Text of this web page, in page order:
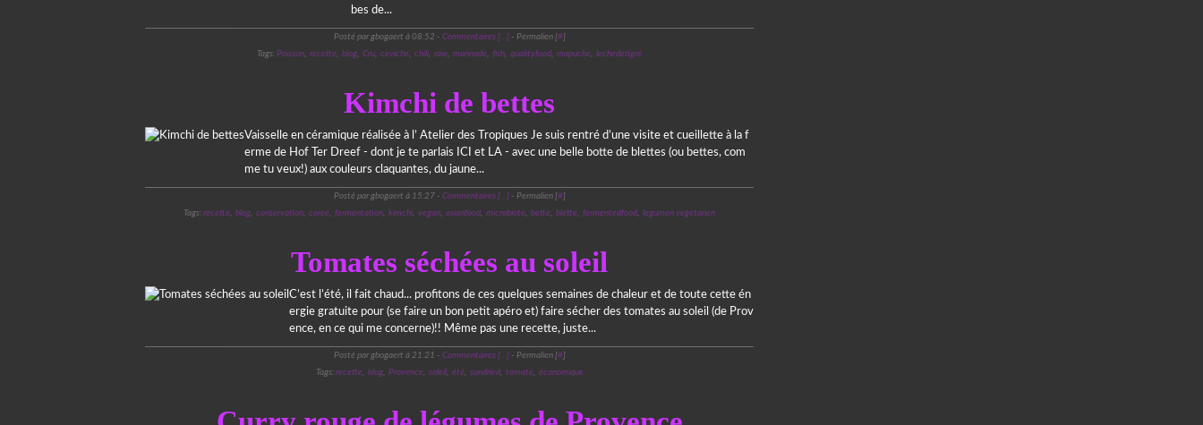
bes de...
Posté par gbogaert à 08:52 - Commentaires […]- Permalien [#]
Tags: Poisson, recette, blog, Cru, ceviche, chili, raw, marinade, fish, qualityfood, mapuche, lechedetigre
Kimchi de bettes
Vaisselle en céramique réalisée à l’ Atelier des Tropiques Je suis rentré d’une visite et cueillette à la f
erme de Hof Ter Dreef - dont je te parlais ICI et LA - avec une belle botte de blettes (ou bettes, com
me tu veux!) aux couleurs claquantes, du jaune...
Posté par gbogaert à 15:27 - Commentaires […]- Permalien [#]
Tags: recette, blog, conservation, coree, fermentation, kimchi, vegan, asianfood, microbiote, bette, blette, fermentedfood, legumen vegetarien
Tomates séchées au soleil
C’est l’été, il fait chaud... profitons de ces quelques semaines de chaleur et de toute cette én
ergie gratuite pour (se faire un bon petit apéro et) faire sécher des tomates au soleil (de Prov
ence, en ce qui me concerne)!! Même pas une recette, juste...
Posté par gbogaert à 21:21 - Commentaires […]- Permalien [#]
Tags: recette, blog, Provence, soleil, été, sundried, tomate, économique